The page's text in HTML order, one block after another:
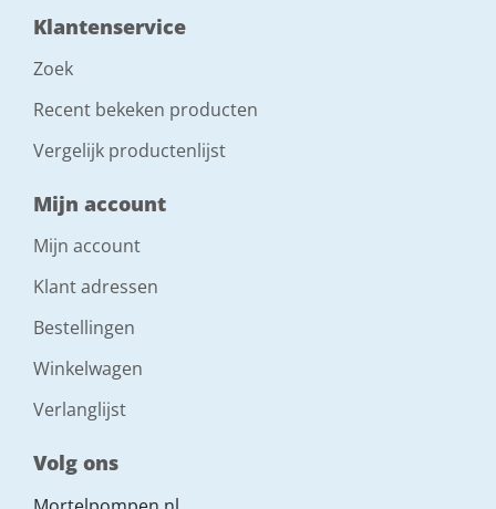
Klantenservice
Zoek
Recent bekeken producten
Vergelijk productenlijst
Mijn account
Mijn account
Klant adressen
Bestellingen
Winkelwagen
Verlanglijst
Volg ons